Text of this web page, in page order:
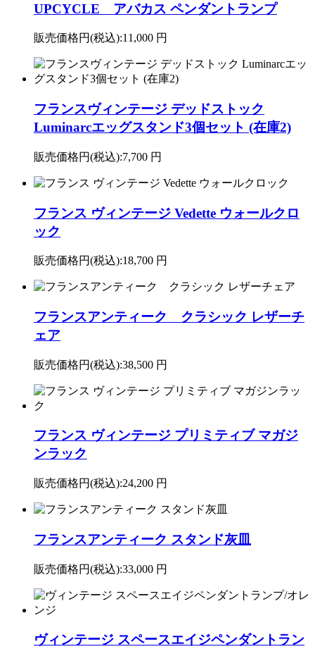
UPCYCLE アバカス ペンダントランプ
販売価格円(税込):11,000 円
フランスヴィンテージ デッドストック
Luminarcエッグスタンド3個セット (在庫2)
販売価格円(税込):7,700 円
フランス ヴィンテージ Vedette ウォールクロ
ック
販売価格円(税込):18,700 円
フランスアンティーク クラシック レザーチ
ェア
販売価格円(税込):38,500 円
フランス ヴィンテージ プリミティブ マガジ
ンラック
販売価格円(税込):24,200 円
フランスアンティーク スタンド灰皿
販売価格円(税込):33,000 円
ヴィンテージ スペースエイジペンダントラン